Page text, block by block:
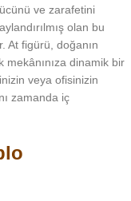
ve zarafetini
olan bu
At figürü, doğanın
dinamik bir
veya ofisinizin
zamanda iç